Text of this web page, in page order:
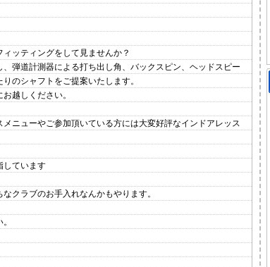
ッティングをして見ませんか？
弾道計測器による打ち出し角、バックスピン、ヘッドスピー
のシャフトをご提案いたします。
越しください。
ニューやご参加頂いている方には大変好評なインドアレッス
しています
クラブのお手入れなんかもやります。